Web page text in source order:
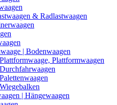
& Radlastwaagen
| Bodenwaagen
Plattformwaage, Plattformwaagen
Durchfahrwaagen
Palettenwaagen
Wiegebalken
| Hängewaagen